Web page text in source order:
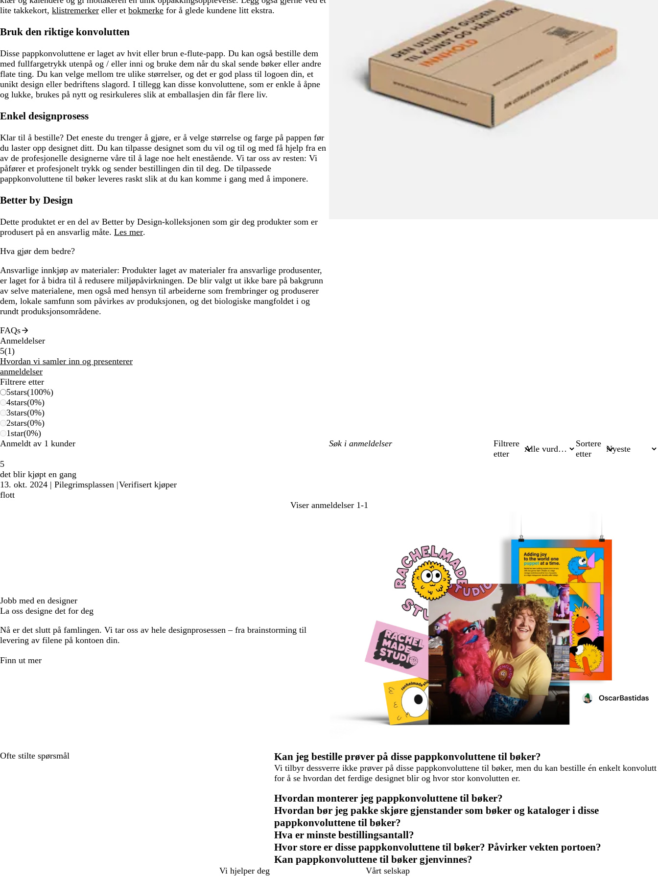
lite takkekort, klistremerker eller et bokmerke for å glede kundene litt ekstra.
Bruk den riktige konvolutten
Disse pappkonvoluttene er laget av hvit eller brun e-flute-papp. Du kan også bestille dem
med fullfargetrykk utenpå og / eller inni og bruke dem når du skal sende bøker eller andre
flate ting. Du kan velge mellom tre ulike størrelser, og det er god plass til logoen din, et
unikt design eller bedriftens slagord. I tillegg kan disse konvoluttene, som er enkle å åpne
og lukke, brukes på nytt og resirkuleres slik at emballasjen din får flere liv.
Enkel designprosess
Klar til å bestille? Det eneste du trenger å gjøre, er å velge størrelse og farge på pappen før
du laster opp designet ditt. Du kan tilpasse designet som du vil og til og med få hjelp fra en
av de profesjonelle designerne våre til å lage noe helt enestående. Vi tar oss av resten: Vi
påfører et profesjonelt trykk og sender bestillingen din til deg. De tilpassede
pappkonvoluttene til bøker leveres raskt slik at du kan komme i gang med å imponere.
Better by Design
Dette produktet er en del av Better by Design-kolleksjonen som gir deg produkter som er
produsert på en ansvarlig måte. Les mer.
Hva gjør dem bedre?
Ansvarlige innkjøp av materialer: Produkter laget av materialer fra ansvarlige produsenter,
er laget for å bidra til å redusere miljøpåvirkningen. De blir valgt ut ikke bare på bakgrunn
av selve materialene, men også med hensyn til arbeiderne som frembringer og produserer
dem, lokale samfunn som påvirkes av produksjonen, og det biologiske mangfoldet i og
rundt produksjonsområdene.
FAQs
Anmeldelser
5(11
anmeldelser
)
Hvordan vi samler inn og presenterer
anmeldelser
Filtrere etter
5stars(100%)
4stars(0%)
3stars(0%)
2stars(0%)
1star(0%)
Anmeldt av 1 kunder
Mine
Filtrere
etter
Sortere
etter
5
det blir kjøpt en gang
13. okt. 2024 | Pilegrimsplassen |Verifisert kjøper
flott
Viser anmeldelser 1-1
Jobb med en designer
La oss designe det for deg
Nå er det slutt på famlingen. Vi tar oss av hele designprosessen – fra brainstorming til
levering av filene på kontoen din.
Finn ut mer
Ofte stilte spørsmål Kan jeg bestille prøver på disse pappkonvoluttene til bøker?
Vi tilbyr dessverre ikke prøver på disse pappkonvoluttene til bøker, men du kan bestille én enkelt konvolutt
for å se hvordan det ferdige designet blir og hvor stor konvolutten er.
Hvordan monterer jeg pappkonvoluttene til bøker?
Hvordan bør jeg pakke skjøre gjenstander som bøker og kataloger i disse
pappkonvoluttene til bøker?
Hva er minste bestillingsantall?
Hvor store er disse pappkonvoluttene til bøker? Påvirker vekten portoen?
Kan pappkonvoluttene til bøker gjenvinnes?
Vi hjelper deg
Vårt selskap